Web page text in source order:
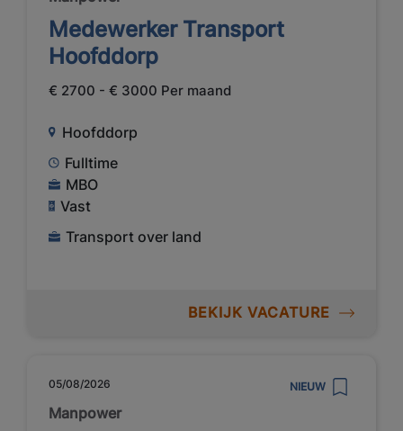
Medewerker Transport
Hoofddorp
€ 2700 - € 3000 Per maand
Hoofddorp
Fulltime
MBO
Vast
Transport over land
BEKIJK VACATURE
05/08/2026 NIEUW
Manpower